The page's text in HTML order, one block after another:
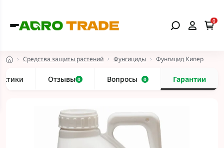
0
Средства защиты растений Фунгициды Фунгицид Кипер
Отзывы 0 Вопросы 0 Гарантии